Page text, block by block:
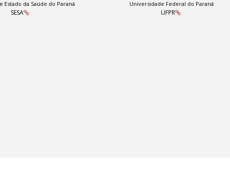
Estado da Saúde do Paraná
SESA
Universidade Federal do Paraná
UFPR